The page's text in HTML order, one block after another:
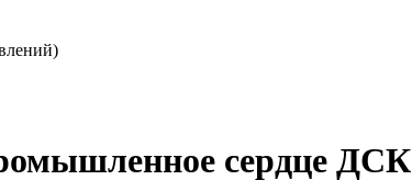
сердце ДСК